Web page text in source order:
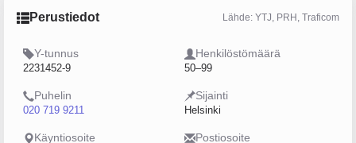
Perustiedot Lähde: YTJ, PRH, Traficom
Y-tunnus
2231452-9
Henkilöstömäärä
50–99
Puhelin
020 719 9211
Sijainti
Helsinki
Käyntiosoite Postiosoite